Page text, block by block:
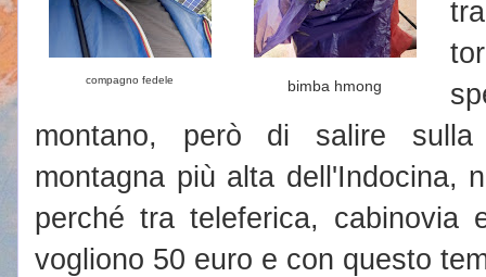
compagno fedele bimba hmong
montano, però di salire
montagna più alta dell'Indocina,
perché tra teleferica, cabinovia
vogliono 50 euro e con questo